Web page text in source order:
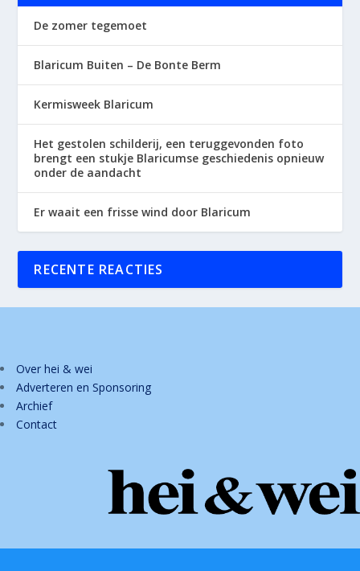
De zomer tegemoet
Blaricum Buiten – De Bonte Berm
Kermisweek Blaricum
Het gestolen schilderij, een teruggevonden foto
brengt een stukje Blaricumse geschiedenis opnieuw
onder de aandacht
Er waait een frisse wind door Blaricum
RECENTE REACTIES
Over hei & wei
Adverteren en Sponsoring
Archief
Contact